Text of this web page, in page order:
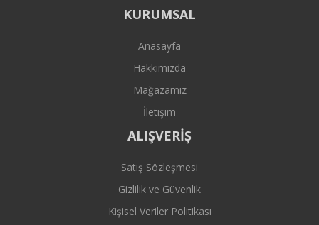
KURUMSAL
Anasayfa
Hakkımızda
Mağazamız
İletişim
ALIŞVERİŞ
Satış Sözleşmesi
Gizlilik ve Güvenlik
Kişisel Veriler Politikası